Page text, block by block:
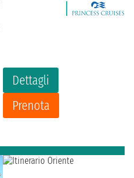
Dettagli
Prenota